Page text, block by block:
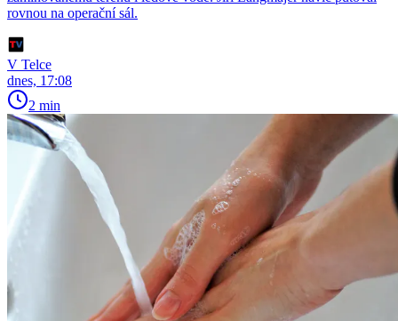
rovnou na operační sál.
V Telce
dnes, 17:08
2 min